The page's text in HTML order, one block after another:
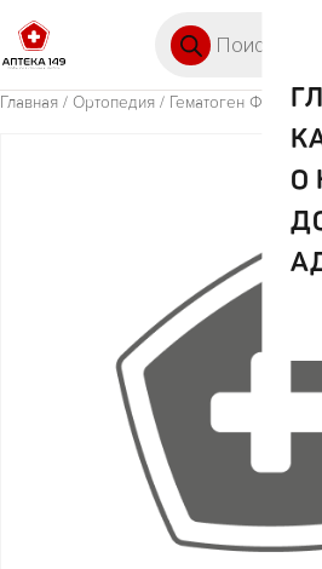
О
Главная / Ортопедия / Гематоген Форте с